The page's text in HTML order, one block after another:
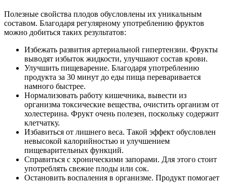
Полезные свойства плодов обусловлены их уникальным
составом. Благодаря регулярному употреблению фруктов
можно добиться таких результатов:
Избежать развития артериальной гипертензии. Фрукты
выводят избыток жидкости, улучшают состав крови.
Улучшить пищеварение. Благодаря употреблению
продукта за 30 минут до еды пища переваривается
намного быстрее.
Нормализовать работу кишечника, вывести из
организма токсические вещества, очистить организм от
холестерина. Фрукт очень полезен, поскольку содержит
клетчатку.
Избавиться от лишнего веса. Такой эффект обусловлен
невысокой калорийностью и улучшением
пищеварительных функций.
Справиться с хроническими запорами. Для этого стоит
употреблять свежие плоды или сок.
Остановить воспаления в организме. Продукт помогает